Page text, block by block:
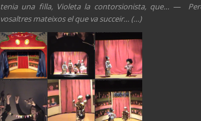
tenia una filla, Violeta la contorsionista, que… —
vosaltres mateixos el que va succeir… (…)